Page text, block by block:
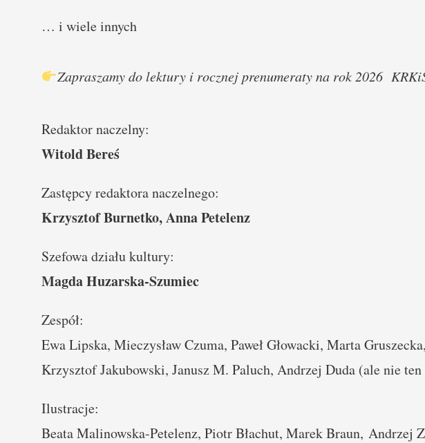
… i wiele innych
Zapraszamy do lektury i rocznej prenumeraty na rok 2026
Redaktor naczelny:
Witold Bereś
Zastępcy redaktora naczelnego:
Krzysztof Burnetko, Anna Petelenz
Szefowa działu kultury:
Magda Huzarska-Szumiec
Zespół:
Ewa Lipska, Mieczysław Czuma, Paweł Głowacki, Marta
Krzysztof Jakubowski, Janusz M. Paluch, Andrzej Duda (ale nie
Ilustracje:
Beata Malinowska-Petelenz, Piotr Błachut, Marek Braun, Andrzej